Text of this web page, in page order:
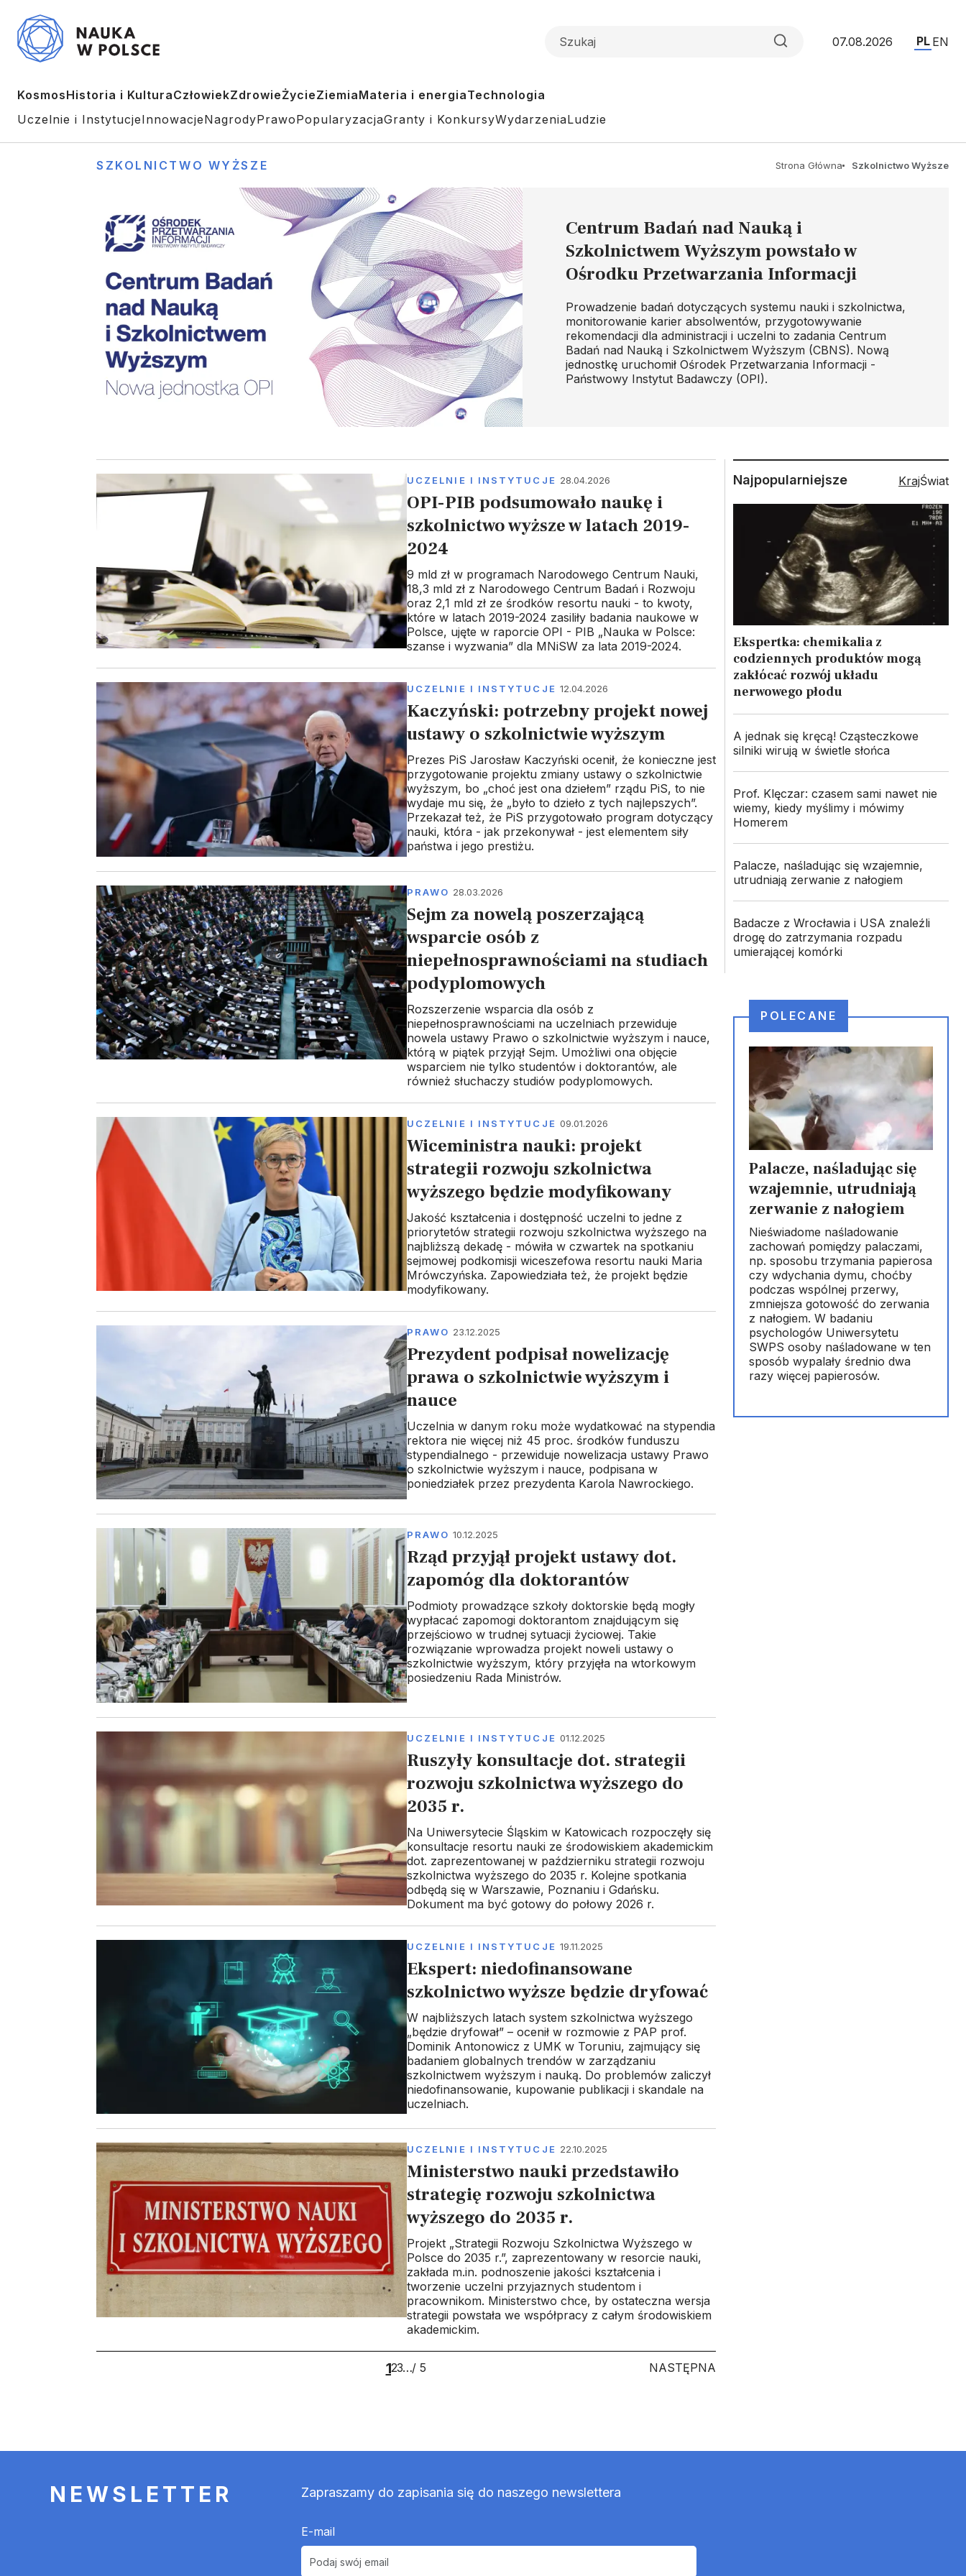
07.08.2026 PL EN
KosmosHistoria i KulturaCzłowiekZdrowieŻycieZiemiaMateria i energiaTechnologia
Uczelnie i InstytucjeInnowacjeNagrodyPrawoPopularyzacjaGranty i KonkursyWydarzeniaLudzie
SZKOLNICTWO WYŻSZE Strona Główna Szkolnictwo Wyższe
Centrum Badań nad Nauką i
Szkolnictwem Wyższym powstało w
Ośrodku Przetwarzania Informacji
Prowadzenie badań dotyczących systemu nauki i szkolnictwa,
monitorowanie karier absolwentów, przygotowywanie
rekomendacji dla administracji i uczelni to zadania Centrum
Badań nad Nauką i Szkolnictwem Wyższym (CBNS). Nową
jednostkę uruchomił Ośrodek Przetwarzania Informacji -
Państwowy Instytut Badawczy (OPI).
UCZELNIE I INSTYTUCJE 28.04.2026
OPI-PIB podsumowało naukę i
szkolnictwo wyższe w latach 2019-
2024
9 mld zł w programach Narodowego Centrum Nauki,
18,3 mld zł z Narodowego Centrum Badań i Rozwoju
oraz 2,1 mld zł ze środków resortu nauki - to kwoty,
które w latach 2019-2024 zasiliły badania naukowe w
Polsce, ujęte w raporcie OPI - PIB „Nauka w Polsce:
szanse i wyzwania” dla MNiSW za lata 2019-2024.
UCZELNIE I INSTYTUCJE 12.04.2026
Kaczyński: potrzebny projekt nowej
ustawy o szkolnictwie wyższym
Prezes PiS Jarosław Kaczyński ocenił, że konieczne jest
przygotowanie projektu zmiany ustawy o szkolnictwie
wyższym, bo „choć jest ona dziełem” rządu PiS, to nie
wydaje mu się, że „było to dzieło z tych najlepszych”.
Przekazał też, że PiS przygotowało program dotyczący
nauki, która - jak przekonywał - jest elementem siły
państwa i jego prestiżu.
PRAWO 28.03.2026
Sejm za nowelą poszerzającą
wsparcie osób z
niepełnosprawnościami na studiach
podyplomowych
Rozszerzenie wsparcia dla osób z
niepełnosprawnościami na uczelniach przewiduje
nowela ustawy Prawo o szkolnictwie wyższym i nauce,
którą w piątek przyjął Sejm. Umożliwi ona objęcie
wsparciem nie tylko studentów i doktorantów, ale
również słuchaczy studiów podyplomowych.
UCZELNIE I INSTYTUCJE 09.01.2026
Wiceministra nauki: projekt
strategii rozwoju szkolnictwa
wyższego będzie modyfikowany
Jakość kształcenia i dostępność uczelni to jedne z
priorytetów strategii rozwoju szkolnictwa wyższego na
najbliższą dekadę - mówiła w czwartek na spotkaniu
sejmowej podkomisji wiceszefowa resortu nauki Maria
Mrówczyńska. Zapowiedziała też, że projekt będzie
modyfikowany.
PRAWO 23.12.2025
Prezydent podpisał nowelizację
prawa o szkolnictwie wyższym i
nauce
Uczelnia w danym roku może wydatkować na stypendia
rektora nie więcej niż 45 proc. środków funduszu
stypendialnego - przewiduje nowelizacja ustawy Prawo
o szkolnictwie wyższym i nauce, podpisana w
poniedziałek przez prezydenta Karola Nawrockiego.
PRAWO 10.12.2025
Rząd przyjął projekt ustawy dot.
zapomóg dla doktorantów
Podmioty prowadzące szkoły doktorskie będą mogły
wypłacać zapomogi doktorantom znajdującym się
przejściowo w trudnej sytuacji życiowej. Takie
rozwiązanie wprowadza projekt noweli ustawy o
szkolnictwie wyższym, który przyjęła na wtorkowym
posiedzeniu Rada Ministrów.
UCZELNIE I INSTYTUCJE 01.12.2025
Ruszyły konsultacje dot. strategii
rozwoju szkolnictwa wyższego do
2035 r.
Na Uniwersytecie Śląskim w Katowicach rozpoczęły się
konsultacje resortu nauki ze środowiskiem akademickim
dot. zaprezentowanej w październiku strategii rozwoju
szkolnictwa wyższego do 2035 r. Kolejne spotkania
odbędą się w Warszawie, Poznaniu i Gdańsku.
Dokument ma być gotowy do połowy 2026 r.
UCZELNIE I INSTYTUCJE 19.11.2025
Ekspert: niedofinansowane
szkolnictwo wyższe będzie dryfować
W najbliższych latach system szkolnictwa wyższego
„będzie dryfował” – ocenił w rozmowie z PAP prof.
Dominik Antonowicz z UMK w Toruniu, zajmujący się
badaniem globalnych trendów w zarządzaniu
szkolnictwem wyższym i nauką. Do problemów zaliczył
niedofinansowanie, kupowanie publikacji i skandale na
uczelniach.
UCZELNIE I INSTYTUCJE 22.10.2025
Ministerstwo nauki przedstawiło
strategię rozwoju szkolnictwa
wyższego do 2035 r.
Projekt „Strategii Rozwoju Szkolnictwa Wyższego w
Polsce do 2035 r.”, zaprezentowany w resorcie nauki,
zakłada m.in. podnoszenie jakości kształcenia i
tworzenie uczelni przyjaznych studentom i
pracownikom. Ministerstwo chce, by ostateczna wersja
strategii powstała we współpracy z całym środowiskiem
akademickim.
123…/ 5
5 NASTĘPNA
NASTĘPNA
Najpopularniejsze KrajŚwiat
Ekspertka: chemikalia z
codziennych produktów mogą
zakłócać rozwój układu
nerwowego płodu
A jednak się kręcą! Cząsteczkowe
silniki wirują w świetle słońca
Prof. Klęczar: czasem sami nawet nie
wiemy, kiedy myślimy i mówimy
Homerem
Palacze, naśladując się wzajemnie,
utrudniają zerwanie z nałogiem
Badacze z Wrocławia i USA znaleźli
drogę do zatrzymania rozpadu
umierającej komórki
POLECANE
Palacze, naśladując się
wzajemnie, utrudniają
zerwanie z nałogiem
Nieświadome naśladowanie
zachowań pomiędzy palaczami,
np. sposobu trzymania papierosa
czy wdychania dymu, choćby
podczas wspólnej przerwy,
zmniejsza gotowość do zerwania
z nałogiem. W badaniu
psychologów Uniwersytetu
SWPS osoby naśladowane w ten
sposób wypalały średnio dwa
razy więcej papierosów.
NEWSLETTER Zapraszamy do zapisania się do naszego newslettera
E-mail